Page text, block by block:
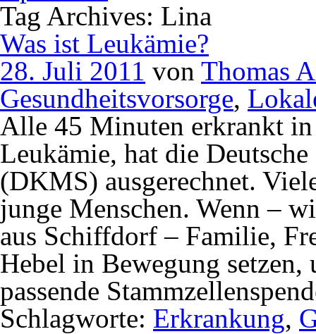
Tag Archives: Lina
Was ist Leukämie?
28. Juli 2011 von Thomas
Gesundheitsvorsorge,
Alle 45 Minuten erkrankt in
Leukämie, hat die
(DKMS) ausgerechnet.
junge Menschen. Wenn –
aus Schiffdorf – Familie,
Hebel in Bewegung
passende
Schlagworte: Erkrankung,